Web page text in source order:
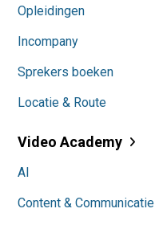
Opleidingen
Incompany
Sprekers boeken
Locatie & Route
Video Academy
AI
Content & Communicatie